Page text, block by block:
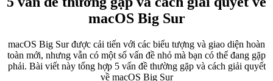
macOS Big Sur
macOS Big Sur được cải tiến với các biểu tượng và giao diện hoàn
toàn mới, nhưng vẫn có một số vấn đề nhỏ mà bạn có thể đang gặp
phải. Bài viết này tổng hợp 5 vấn đề thường gặp và cách giải quyết
về macOS Big Sur